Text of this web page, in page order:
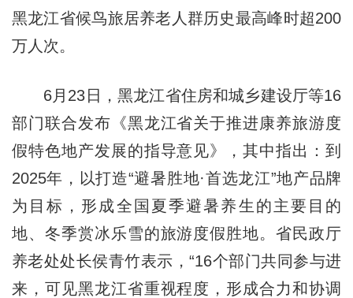
黑龙江省候鸟旅居养老人群历史最高峰时超200
万人次。
6月23日，黑龙江省住房和城乡建设厅等16
部门联合发布《黑龙江省关于推进康养旅游度
假特色地产发展的指导意见》，其中指出：到
2025年，以打造“避暑胜地·首选龙江”地产品牌
为目标，形成全国夏季避暑养生的主要目的
地、冬季赏冰乐雪的旅游度假胜地。省民政厅
养老处处长侯青竹表示，“16个部门共同参与进
来，可见黑龙江省重视程度，形成合力和协调